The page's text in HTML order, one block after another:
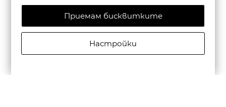
Приемам бисквитките
Настройки